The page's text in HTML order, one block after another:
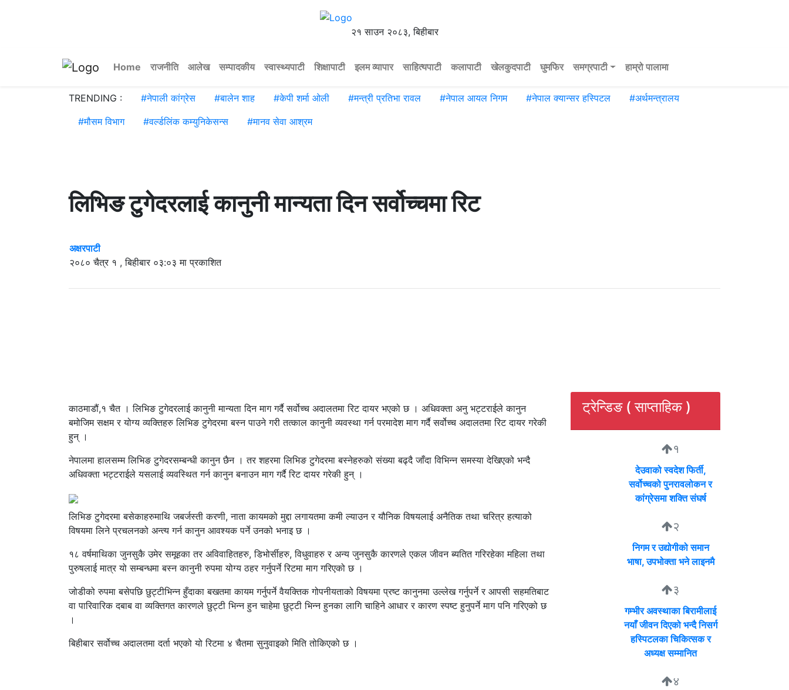
२१ साउन २०८३, बिहीबार
Home राजनीति आलेख सम्पादकीय स्वास्थ्यपाटी शिक्षापाटी इलम व्यापार साहित्यपाटी कलापाटी खेलकुदपाटी घुमफिर समग्रपाटी हाम्रो पालामा
TRENDING : #नेपाली कांग्रेस #बालेन शाह #केपी शर्मा ओली #मन्त्री प्रतिभा रावल #नेपाल आयल निगम #नेपाल क्यान्सर हस्पिटल #अर्थमन्त्रालय
#मौसम विभाग #वर्ल्डलिंक कम्युनिकेसन्स #मानव सेवा आश्रम
लिभिङ टुगेदरलाई कानुनी मान्यता दिन सर्वोच्चमा रिट
अक्षरपाटी
२०८० चैत्र १ , बिहीबार ०३:०३ मा प्रकाशित
काठमाडौं,१ चैत । लिभिङ टुगेदरलाई कानुनी मान्यता दिन माग गर्दै सर्वोच्च अदालतमा रिट दायर भएको छ । अधिवक्ता अनु भट्टराईले कानुन
बमोजिम सक्षम र योग्य व्यक्तिहरु लिभिङ टुगेदरमा बस्न पाउने गरी तत्काल कानुनी व्यवस्था गर्न परमादेश माग गर्दै सर्वोच्च अदालतमा रिट दायर गरेकी
हुन् ।
नेपालमा हालसम्म लिभिङ टुगेदरसम्बन्धी कानुन छैन । तर शहरमा लिभिङ टुगेदरमा बस्नेहरुको संख्या बढ्दै जाँदा विभिन्न समस्या देखिएको भन्दै
अधिवक्ता भट्टराईले यसलाई व्यवस्थित गर्न कानुन बनाउन माग गर्दै रिट दायर गरेकी हुन् ।
लिभिङ टुगेदरमा बसेकाहरुमाथि जबर्जस्ती करणी, नाता कायमको मुद्दा लगायतमा कमी ल्याउन र यौनिक विषयलाई अनैतिक तथा चरित्र हत्याको
विषयमा लिने प्रचलनको अन्त्य गर्न कानुन आवश्यक पर्ने उनको भनाइ छ ।
१८ वर्षमाथिका जुनसुकै उमेर समूहका तर अविवाहितहरु, डिभोर्सीहरु, विधुवाहरु र अन्य जुनसुकै कारणले एकल जीवन ब्यतित गरिरहेका महिला तथा
पुरुषलाई मात्र यो सम्बन्धमा बस्न कानुनी रुपमा योग्य ठहर गर्नुपर्ने रिटमा माग गरिएको छ ।
जोडीको रुपमा बसेपछि छुट्टीभिन्न हुँदाका बखतमा कायम गर्नुपर्ने वैयक्तिक गोपनीयताको विषयमा प्रष्ट कानुनमा उल्लेख गर्नुपर्ने र आपसी सहमतिबाट
वा पारिवारिक दबाब वा व्यक्तिगत कारणले छुट्टी भिन्न हुन चाहेमा छुट्टी भिन्न हुनका लागि चाहिने आधार र कारण स्पष्ट हुनुपर्ने माग पनि गरिएको छ
।
बिहीबार सर्वोच्च अदालतमा दर्ता भएको यो रिटमा ४ चैतमा सुनुवाइको मिति तोकिएको छ ।
ट्रेन्डिङ ( साप्ताहिक )
१
देउवाको स्वदेश फिर्ती,
सर्वोच्चको पुनरावलोकन र
कांग्रेसमा शक्ति संघर्ष
२
निगम र उद्योगीको समान
भाषा, उपभोक्ता भने लाइनमै
३
गम्भीर अवस्थाका बिरामीलाई
नयाँ जीवन दिएको भन्दै निसर्ग
हस्पिटलका चिकित्सक र
अध्यक्ष सम्मानित
४